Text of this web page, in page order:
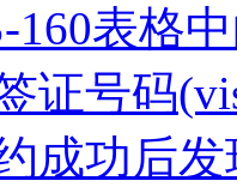
表格
证号码
成功后